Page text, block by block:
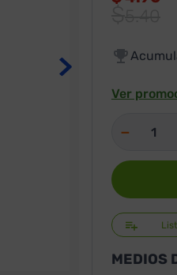
Ver
－
MEDIOS